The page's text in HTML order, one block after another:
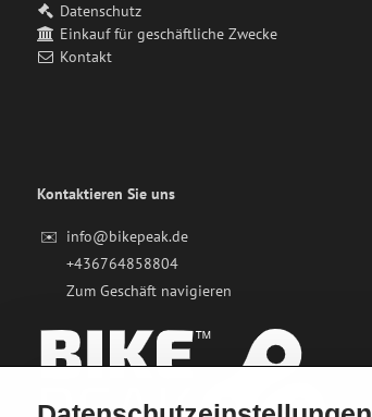
Datenschutz
Einkauf für geschäftliche Zwecke
Kontakt
Kontaktieren Sie uns
✉️ info@bikepeak.de
+436764858804
Zum Geschäft navigieren